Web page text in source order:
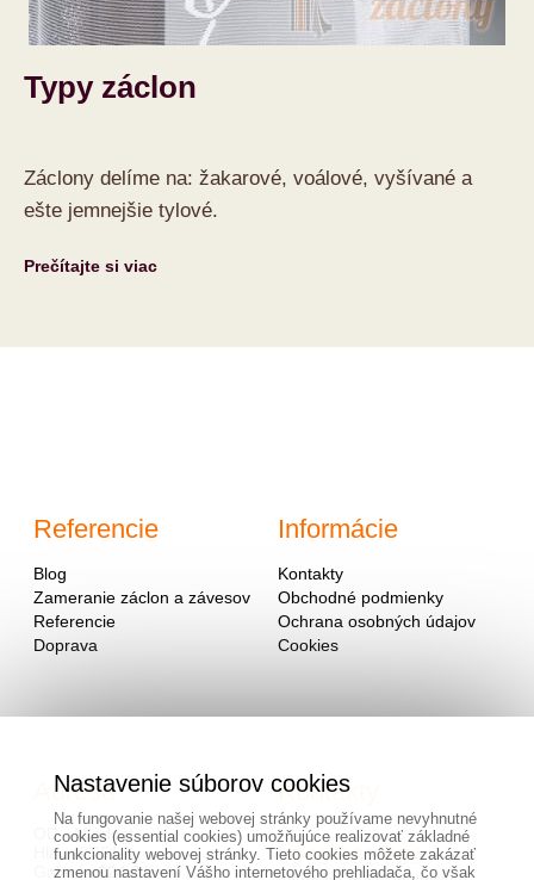
Typy záclon
Záclony delíme na: žakarové, voálové, vyšívané a
ešte jemnejšie tylové.
Prečítajte si viac
Referencie
Blog
Zameranie záclon a závesov
Referencie
Doprava
Informácie
Kontakty
Obchodné podmienky
Ochrana osobných údajov
Cookies
Adresa
OD - Mladosť
Hlavná 951
Galanta 924 01
Kontakty
0940 091 999
Nastavenie súborov cookies
Na fungovanie našej webovej stránky používame nevyhnutné
cookies (essential cookies) umožňujúce realizovať základné
funkcionality webovej stránky. Tieto cookies môžete zakázať
zmenou nastavení Vášho internetového prehliadača, čo však